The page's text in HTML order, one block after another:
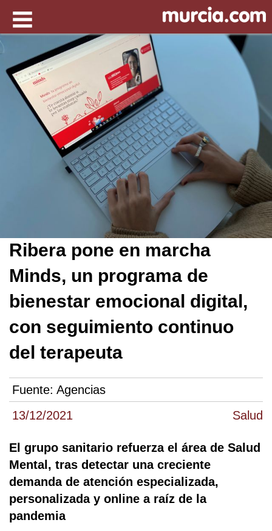
13/12/2021 Salud
Ribera pone en marcha
Minds, un programa de
bienestar emocional digital,
con seguimiento continuo
del terapeuta
Fuente: Agencias
El grupo sanitario refuerza el área de Salud
Mental, tras detectar una creciente
demanda de atención especializada,
personalizada y online a raíz de la
pandemia